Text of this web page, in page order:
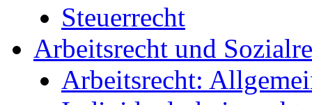
Steuerrecht
Arbeitsrecht und
Arbeitsrecht: